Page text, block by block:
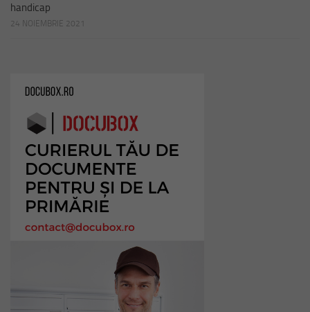
handicap
24 NOIEMBRIE 2021